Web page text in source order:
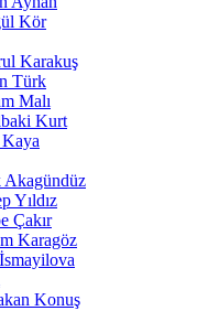
Kör
Karakuş
Türk
Malı
Kurt
Yıldız
Çakır
Karagöz
Konuş